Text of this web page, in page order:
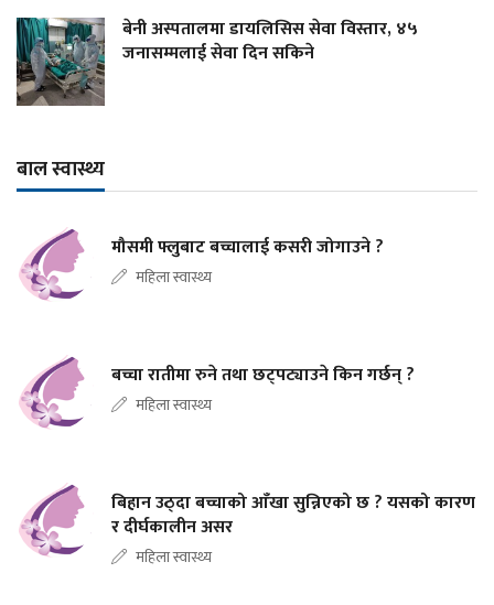
बेनी अस्पतालमा डायलिसिस सेवा विस्तार, ४५
जनासम्मलाई सेवा दिन सकिने
बाल स्वास्थ्य
मौसमी फ्लुबाट बच्चालाई कसरी जोगाउने ?
महिला स्वास्थ्य
बच्चा रातीमा रुने तथा छट्पट्याउने किन गर्छन् ?
महिला स्वास्थ्य
बिहान उठ्दा बच्चाको आँखा सुन्निएको छ ? यसको कारण
र दीर्घकालीन असर
महिला स्वास्थ्य